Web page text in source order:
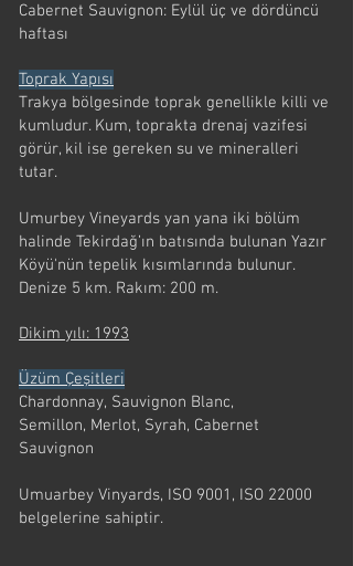
Cabernet Sauvignon: Eylül üç ve dördüncü
haftası
Toprak Yapısı
Trakya bölgesinde toprak genellikle killi ve
kumludur. Kum, toprakta drenaj vazifesi
görür, kil ise gereken su ve mineralleri
tutar.
Umurbey Vineyards yan yana iki bölüm
halinde Tekirdağ’ın batısında bulunan Yazır
Köyü'nün tepelik kısımlarında bulunur.
Denize 5 km. Rakım: 200 m.
Dikim yılı: 1993
Üzüm Çeşitleri
Chardonnay, Sauvignon Blanc,
Semillon, Merlot, Syrah, Cabernet
Sauvignon
Umuarbey Vinyards, ISO 9001, ISO 22000
belgelerine sahiptir.